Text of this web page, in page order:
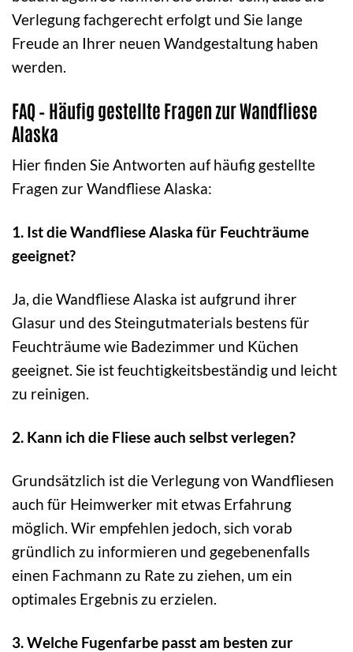
Verlegung fachgerecht erfolgt und Sie lange
Freude an Ihrer neuen Wandgestaltung haben
werden.
FAQ – Häufig gestellte Fragen zur Wandfliese
Alaska
Hier finden Sie Antworten auf häufig gestellte
Fragen zur Wandfliese Alaska:
1. Ist die Wandfliese Alaska für Feuchträume
geeignet?
Ja, die Wandfliese Alaska ist aufgrund ihrer
Glasur und des Steingutmaterials bestens für
Feuchträume wie Badezimmer und Küchen
geeignet. Sie ist feuchtigkeitsbeständig und leicht
zu reinigen.
2. Kann ich die Fliese auch selbst verlegen?
Grundsätzlich ist die Verlegung von Wandfliesen
auch für Heimwerker mit etwas Erfahrung
möglich. Wir empfehlen jedoch, sich vorab
gründlich zu informieren und gegebenenfalls
einen Fachmann zu Rate zu ziehen, um ein
optimales Ergebnis zu erzielen.
3. Welche Fugenfarbe passt am besten zur